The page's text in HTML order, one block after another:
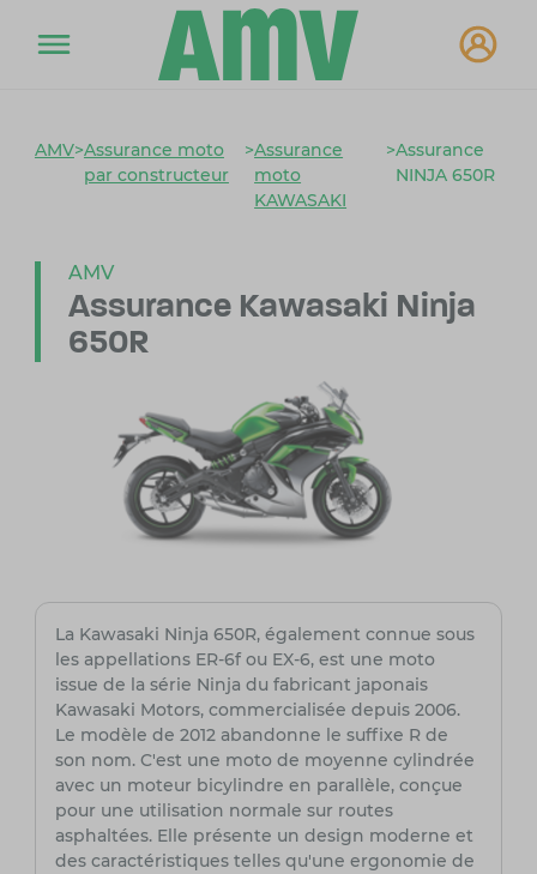
AMV>Assurance moto
par constructeur
>Assurance
moto
KAWASAKI
>Assurance
NINJA 650R
AMV
Assurance Kawasaki Ninja
650R
La Kawasaki Ninja 650R, également connue sous
les appellations ER-6f ou EX-6, est une moto
issue de la série Ninja du fabricant japonais
Kawasaki Motors, commercialisée depuis 2006.
Le modèle de 2012 abandonne le suffixe R de
son nom. C'est une moto de moyenne cylindrée
avec un moteur bicylindre en parallèle, conçue
pour une utilisation normale sur routes
asphaltées. Elle présente un design moderne et
des caractéristiques telles qu'une ergonomie de